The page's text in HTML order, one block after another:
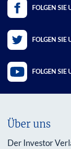
FOLGEN SIE
FOLGEN SIE
FOLGEN SIE
Über uns
Der Investor